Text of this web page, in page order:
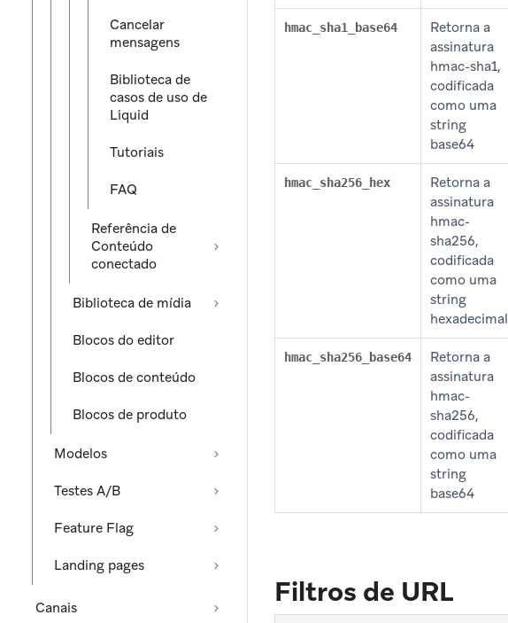
Cancelar
mensagens
Biblioteca de
casos de uso de
Liquid
Tutoriais
FAQ
Referência de
Conteúdo
conectado
Biblioteca de mídia
Blocos do editor
Blocos de conteúdo
Blocos de produto
Modelos
Testes A/B
Feature Flag
Landing pages
Canais
hmac_sha1_base64
Retorna a
assinatura
hmac-sha1,
codificada
como uma
string
base64
hmac_sha256_hex
Retorna a
assinatura
hmac-
sha256,
codificada
como uma
string
hexadecimal
hmac_sha256_base64
Retorna a
assinatura
hmac-
sha256,
codificada
como uma
string
base64
Filtros de URL